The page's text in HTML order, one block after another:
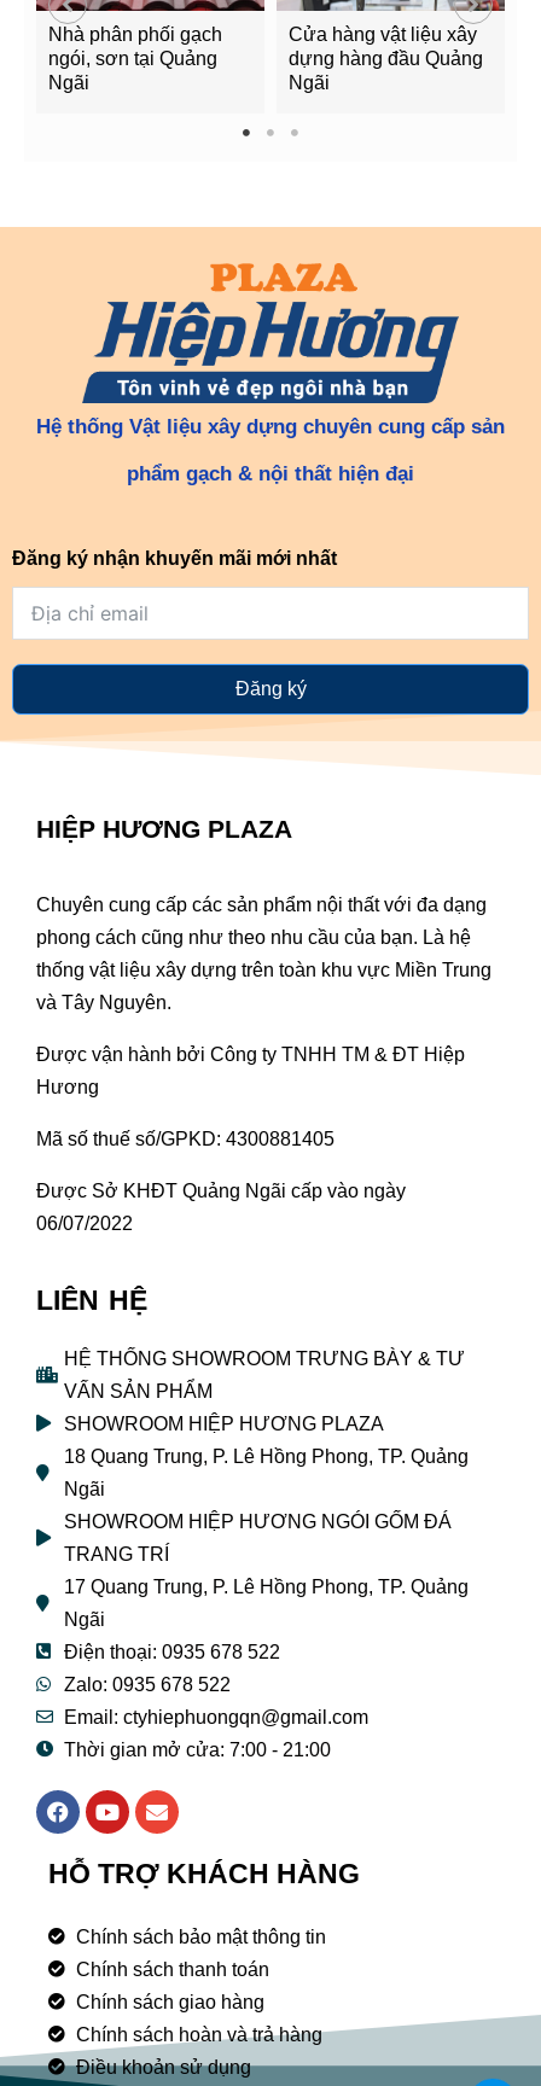
Nhà phân phối gạch
ngói, sơn tại Quảng
Ngãi
Cửa hàng vật liệu xây
dựng hàng đầu Quảng
Ngãi
1 2 3
Hệ thống Vật liệu xây dựng chuyên cung cấp sản
phẩm gạch & nội thất hiện đại
Đăng ký nhận khuyến mãi mới nhất
Đăng ký
HIỆP HƯƠNG PLAZA
Chuyên cung cấp các sản phẩm nội thất với đa dạng
phong cách cũng như theo nhu cầu của bạn. Là hệ
thống vật liệu xây dựng trên toàn khu vực Miền Trung
và Tây Nguyên.
Được vận hành bởi Công ty TNHH TM & ĐT Hiệp
Hương
Mã số thuế số/GPKD: 4300881405
Được Sở KHĐT Quảng Ngãi cấp vào ngày
06/07/2022
LIÊN HỆ
HỆ THỐNG SHOWROOM TRƯNG BÀY & TƯ
VẤN SẢN PHẨM
SHOWROOM HIỆP HƯƠNG PLAZA
18 Quang Trung, P. Lê Hồng Phong, TP. Quảng
Ngãi
SHOWROOM HIỆP HƯƠNG NGÓI GỐM ĐÁ
TRANG TRÍ
17 Quang Trung, P. Lê Hồng Phong, TP. Quảng
Ngãi
Điện thoại: 0935 678 522
Zalo: 0935 678 522
Email: ctyhiephuongqn@gmail.com
Thời gian mở cửa: 7:00 - 21:00
F
a
e
b
o
k
Y
o
t
u
e
E
n
e
l
p
e
HỖ TRỢ KHÁCH HÀNG
Chính sách bảo mật thông tin
Chính sách thanh toán
Chính sách giao hàng
Chính sách hoàn và trả hàng
Điều khoản sử dụng